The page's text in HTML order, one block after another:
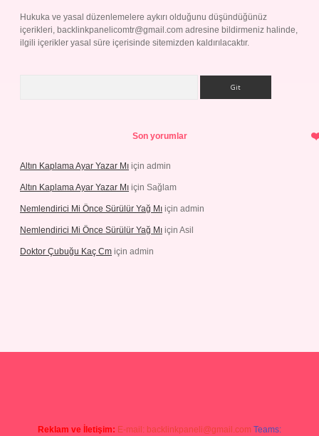
Hukuka ve yasal düzenlemelere aykırı olduğunu düşündüğünüz
içerikleri, backlinkpanelicomtr@gmail.com adresine bildirmeniz halinde,
ilgili içerikler yasal süre içerisinde sitemizden kaldırılacaktır.
Son yorumlar
Altın Kaplama Ayar Yazar Mı için admin
Altın Kaplama Ayar Yazar Mı için Sağlam
Nemlendirici Mi Önce Sürülür Yağ Mı için admin
Nemlendirici Mi Önce Sürülür Yağ Mı için Asil
Doktor Çubuğu Kaç Cm için admin
Reklam ve İletişim: E-mail: backlinkpaneli@gmail.com Teams: